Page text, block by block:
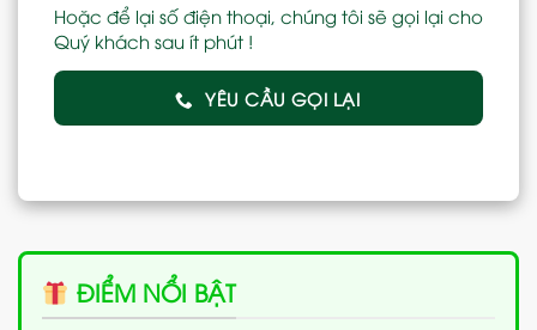
Hoặc để lại số điện thoại, chúng tôi sẽ gọi lại cho
Quý khách sau ít phút !
YÊU CẦU GỌI LẠI
ĐIỂM NỔI BẬT